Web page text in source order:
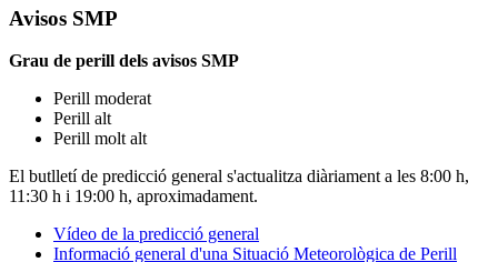
Avisos SMP
Grau de perill dels avisos SMP
Perill moderat
Perill alt
Perill molt alt
El butlletí de predicció general s'actualitza diàriament a les 8:00 h,
11:30 h i 19:00 h, aproximadament.
Vídeo de la predicció general
Informació general d'una Situació Meteorològica de Perill